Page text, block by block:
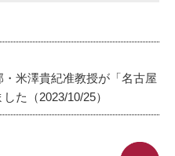
米澤貴紀准教授が「名古屋
た（2023/10/25）